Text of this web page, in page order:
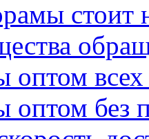
стоит
оптом
оптом без